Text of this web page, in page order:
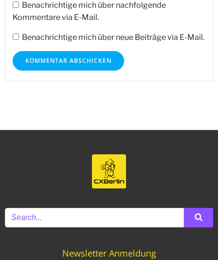
Benachrichtige mich über nachfolgende
Kommentare via E-Mail.
Benachrichtige mich über neue Beiträge via E-Mail.
Newsletter Anmeldung